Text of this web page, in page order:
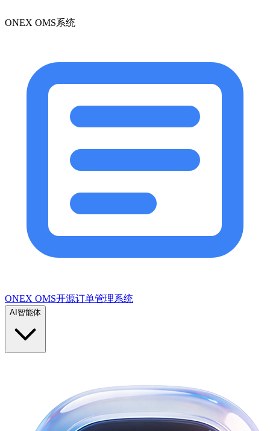
ONEX OMS系统
ONEX OMS开源订单管理系统
AI智能体